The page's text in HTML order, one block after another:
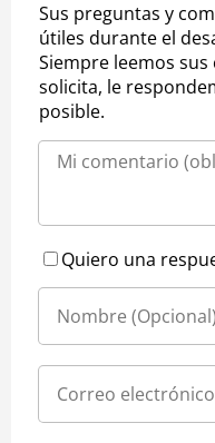
Sus preguntas y
útiles durante el
Siempre leemos
solicita, le
posible.
Quiero una